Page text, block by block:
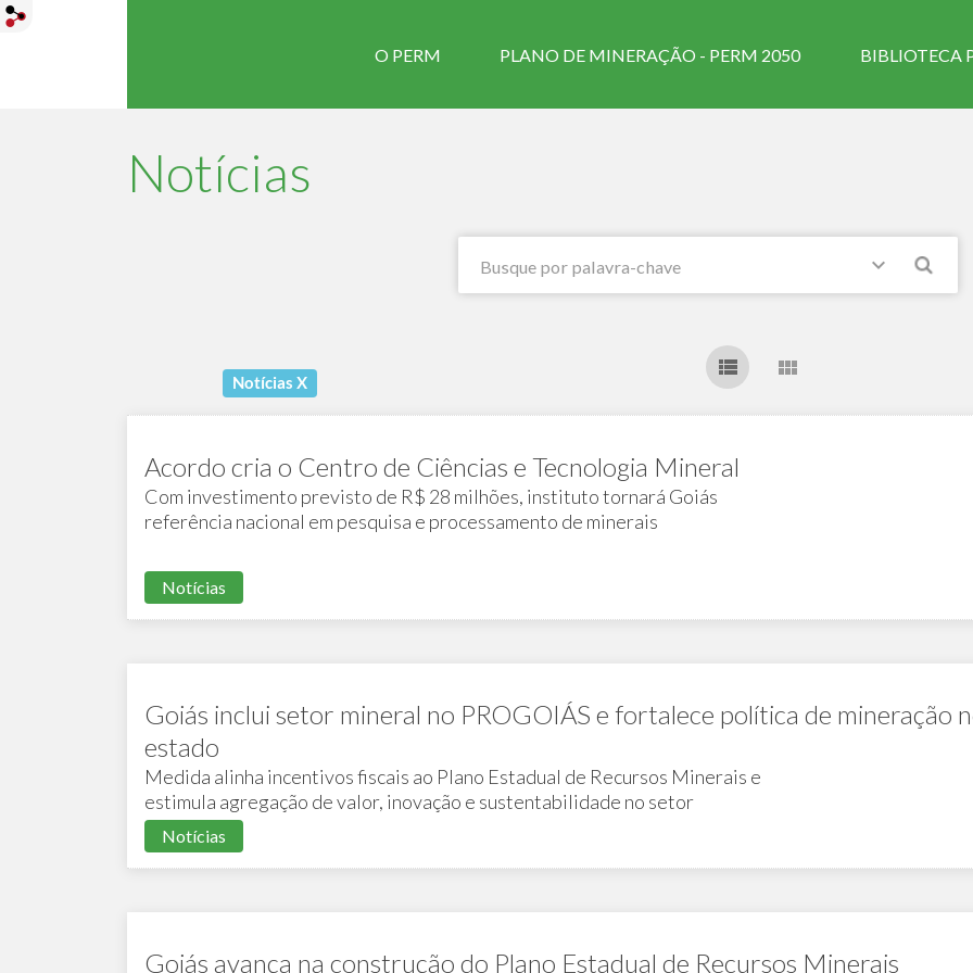
O PERM PLANO DE MINERAÇÃO - PERM 2050 BIBLIOTECA
Notícias
Notícias X
Acordo cria o Centro de Ciências e Tecnologia Mineral
Com investimento previsto de R$ 28 milhões, instituto tornará Goiás
referência nacional em pesquisa e processamento de minerais
Notícias
Goiás inclui setor mineral no PROGOIÁS e fortalece política de mineração
estado
Medida alinha incentivos fiscais ao Plano Estadual de Recursos Minerais e
estimula agregação de valor, inovação e sustentabilidade no setor
Notícias
Goiás avança na construção do Plano Estadual de Recursos Minerais